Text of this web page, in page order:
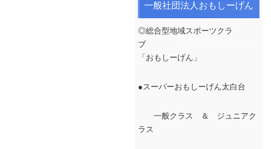
一般社団法人おもしーげん
◎総合型地域スポーツクラ
ブ
「おもしーげん」
●スーパーおもしーげん太白台
一般クラス ＆ ジュニアク
ラス